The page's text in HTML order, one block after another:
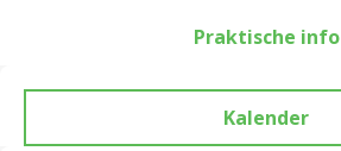
Praktische info
Kalender